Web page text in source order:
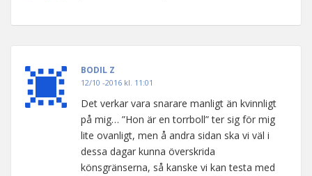
BODIL Z
12/10 -2016 kl. 11:01
Det verkar vara snarare manligt än kvinnligt
på mig… ”Hon är en torrboll” ter sig för mig
lite ovanligt, men å andra sidan ska vi väl i
dessa dagar kunna överskrida
könsgränserna, så kanske vi kan testa med